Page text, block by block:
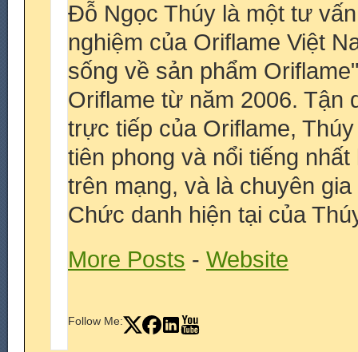
Đỗ Ngọc Thúy là một tư
nghiệm của Oriflame Việt
sống về sản phẩm
Oriflame từ năm 2006. Tận
trực tiếp của Oriflame,
tiên phong và nổi tiếng
trên mạng, và là chuyên
Chức danh hiện tại của
More Posts - Website
Follow Me: